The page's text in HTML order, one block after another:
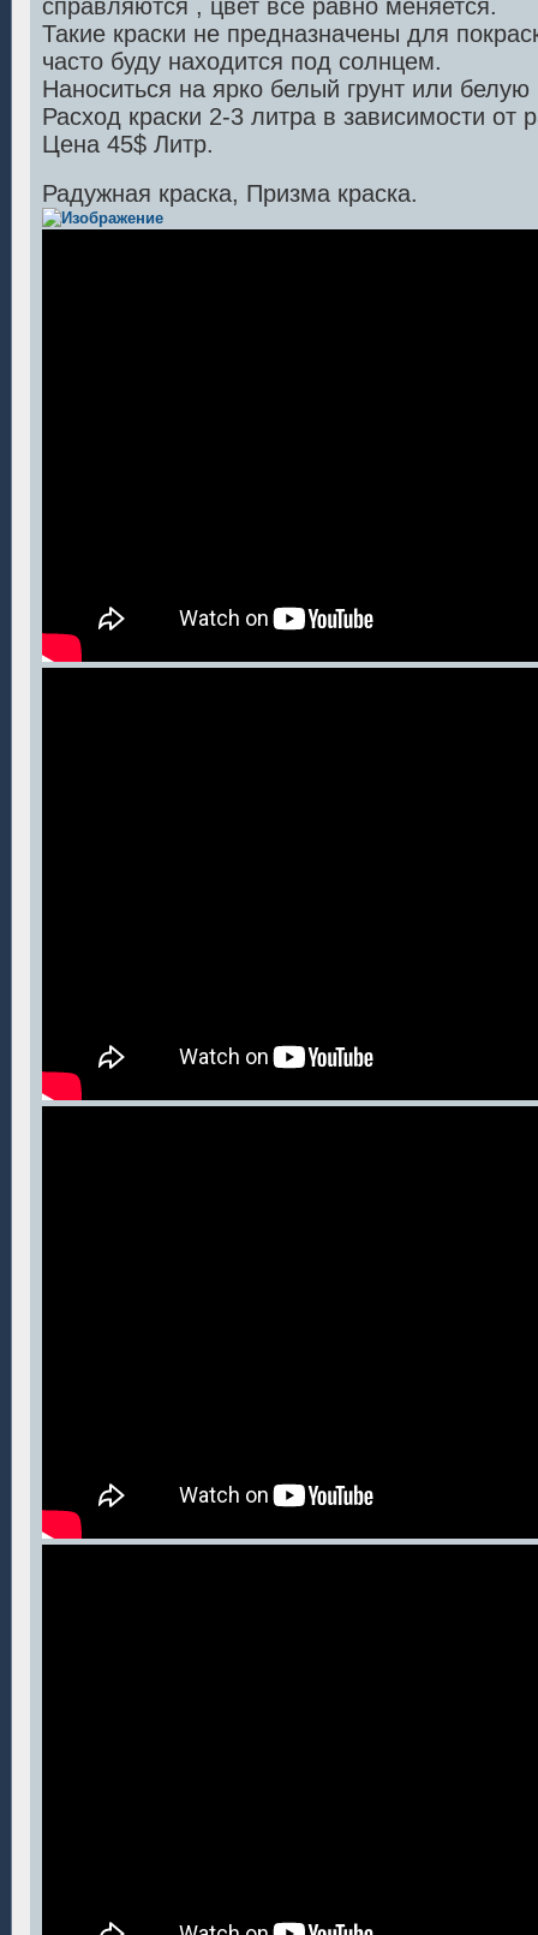
справляются , цвет все равно меняется.
Такие краски не предназначены для
часто буду находится под солнцем.
Наноситься на ярко белый грунт или белую
Расход краски 2-3 литра в зависимости от
Цена 45$ Литр.
Радужная краска, Призма краска.